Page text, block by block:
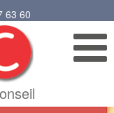
63 60